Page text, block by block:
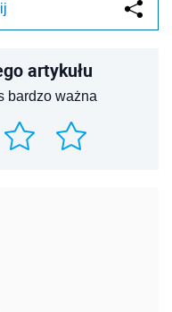
artykułu
bardzo ważna